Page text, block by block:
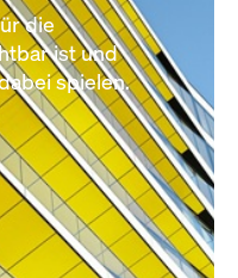
die
ist und
spielen.